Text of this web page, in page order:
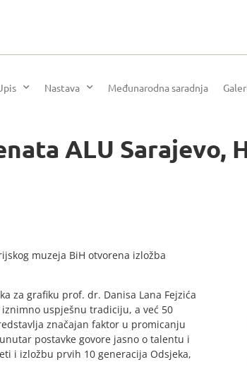
Nastava Međunarodna saradnja
ALU Sarajevo,
muzeja BiH otvorena izložba
za grafiku prof. dr. Danisa Lana Fejzića
uspješnu tradiciju, a već 50
značajan faktor u promicanju
postavke govore jasno o talentu i
i izložbu prvih 10 generacija Odsjeka,